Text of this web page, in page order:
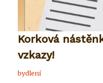
Korková
vzkazy!
bydlení